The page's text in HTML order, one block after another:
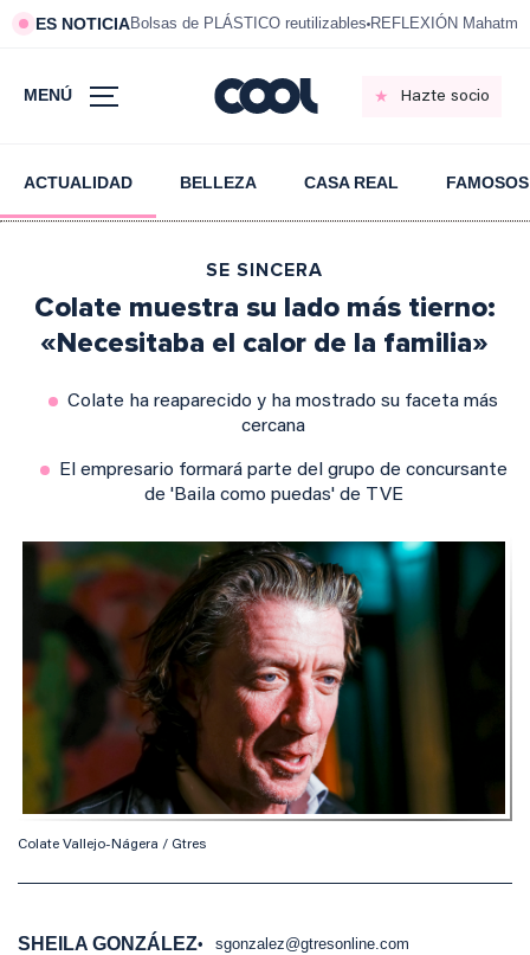
ES NOTICIABolsas de PLÁSTICO reutilizables REFLEXIÓN
MENÚ Hazte socio
ACTUALIDAD BELLEZA CASA REAL FAMOSOS
SE SINCERA
Colate muestra su lado más tierno:
«Necesitaba el calor de la familia»
Colate ha reaparecido y ha mostrado su faceta más
cercana
El empresario formará parte del grupo de concursante
de 'Baila como puedas' de TVE
Colate Vallejo-Nágera / Gtres
SHEILA GONZÁLEZ sgonzalez@gtresonline.com